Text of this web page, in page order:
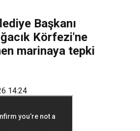
Başkanı
Körfezi'ne
marinaya tepki
14:24